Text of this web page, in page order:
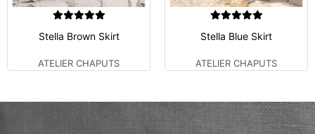
Stella Brown Skirt
ATELIER CHAPUTS
Stella Blue Skirt
ATELIER CHAPUTS